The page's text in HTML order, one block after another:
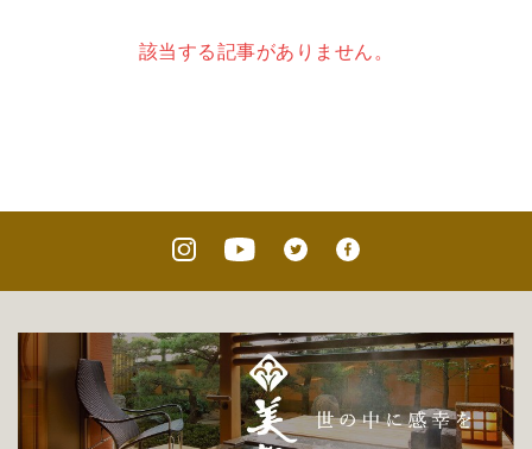
該当する記事がありません。